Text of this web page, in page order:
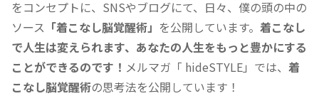
をコンセプトに、SNSやブログにて、日々、僕の頭の中の
ソース 「着こなし脳覚醒術」 を公開しています。 着こなし
で人生は変えられます、あなたの人生をもっと豊かにする
ことができるのです！ メルマガ「 hideSTYLE」では、 着
こなし脳覚醒術の思考法を公開しています！